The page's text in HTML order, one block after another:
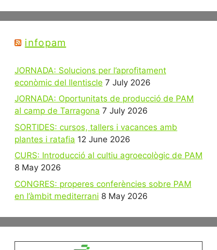
infopam
JORNADA: Solucions per l’aprofitament
econòmic del llentiscle 7 July 2026
JORNADA: Oportunitats de producció de PAM
al camp de Tarragona 7 July 2026
SORTIDES: cursos, tallers i vacances amb
plantes i ratafia 12 June 2026
CURS: Introducció al cultiu agroecològic de PAM
8 May 2026
CONGRES: properes conferències sobre PAM
en l’àmbit mediterrani 8 May 2026